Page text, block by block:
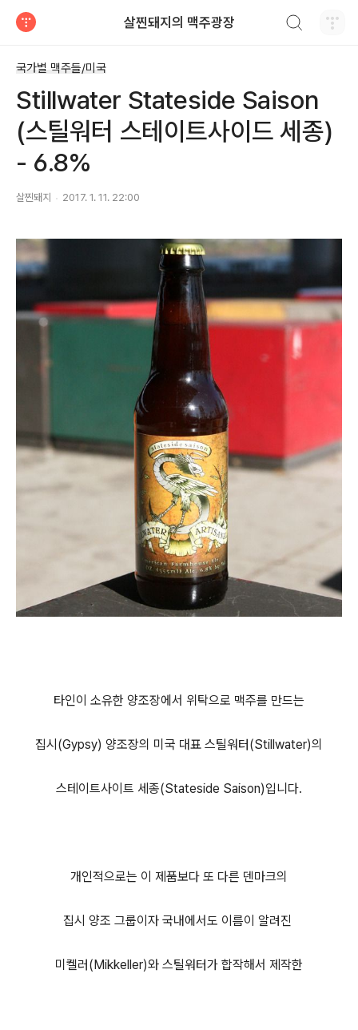
살찐돼지의 맥주광장
국가별 맥주들/미국
Stillwater Stateside Saison
(스틸워터 스테이트사이드 세종)
- 6.8%
살찐돼지 2017. 1. 11. 22:00
타인이 소유한 양조장에서 위탁으로 맥주를 만드는
집시(Gypsy) 양조장의 미국 대표 스틸워터(Stillwater)의
스테이트사이트 세종(Stateside Saison)입니다.
개인적으로는 이 제품보다 또 다른 덴마크의
집시 양조 그룹이자 국내에서도 이름이 알려진
미켈러(Mikkeller)와 스틸워터가 합작해서 제작한